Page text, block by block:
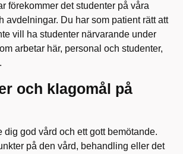
förekommer det studenter på våra
avdelningar. Du har som patient rätt att
vill ha studenter närvarande under
arbetar här, personal och studenter,
och klagomål på
dig god vård och ett gott bemötande.
på den vård, behandling eller det